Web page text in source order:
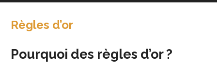
Règles d’or
Pourquoi des règles d’or ?